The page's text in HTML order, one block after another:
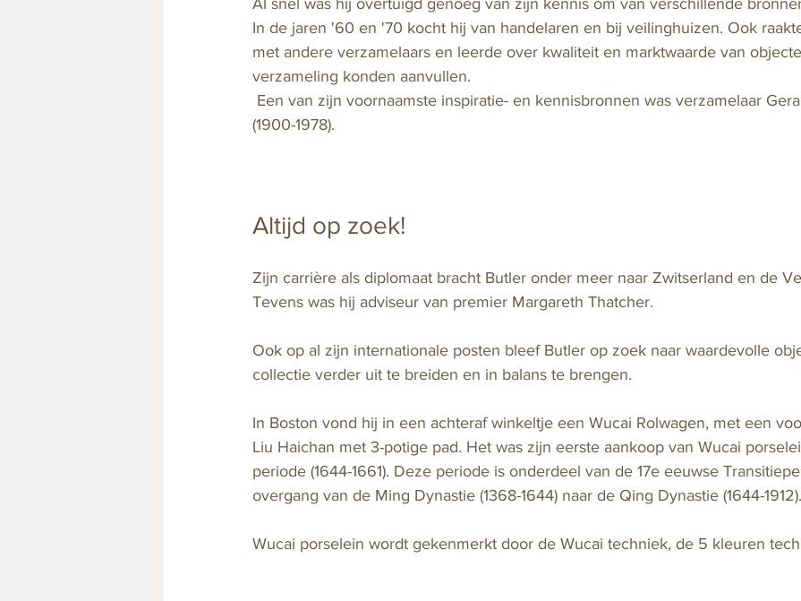
Al snel was hij overtuigd genoeg van zijn kennis om van verschillende
In de jaren '60 en '70 kocht hij van handelaren en bij veilinghuizen. Ook
met andere verzamelaars en leerde over kwaliteit en marktwaarde van
verzameling konden aanvullen.
(1900-1978).
Altijd op zoek!
Zijn carrière als diplomaat bracht Butler onder meer naar Zwitserland en de
Tevens was hij adviseur van premier Margareth Thatcher.
Ook op al zijn internationale posten bleef Butler op zoek naar waardevolle
collectie verder uit te breiden en in balans te brengen.
In Boston vond hij in een achteraf winkeltje een Wucai Rolwagen, met een
Liu Haichan met 3-potige pad. Het was zijn eerste aankoop van Wucai
periode (1644-1661). Deze periode is onderdeel van de 17e eeuwse
overgang van de Ming Dynastie (1368-1644) naar de Qing Dynastie (1644-1912).
Wucai porselein wordt gekenmerkt door de Wucai techniek, de 5 kleuren